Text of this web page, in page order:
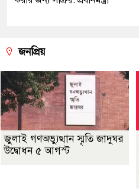
জনপ্রিয়
জুলাই গণঅভ্যুত্থান স্মৃতি জাদুঘর
উদ্বোধন ৫ আগস্ট